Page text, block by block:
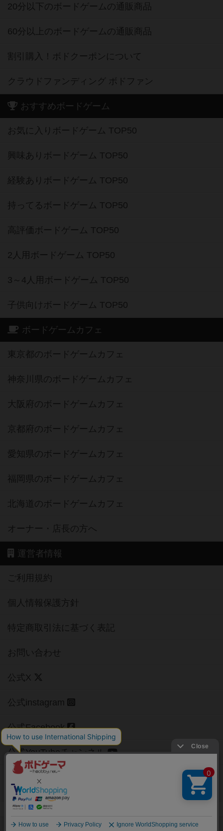
20分以下のボードゲームの通販商品
60分以上のボードゲームの通販商品
割引購入！ボドクーポンについて
クラウドファンディング ボドファン
おすすめボードゲーム
お気に入りボードゲーム TOP50
興味ありボードゲーム TOP50
経験ありボードゲーム TOP50
持ってるボードゲーム TOP50
高評価ボードゲーム TOP50
2人用ボードゲーム TOP50
3～4人用ボードゲーム TOP50
子供向けボードゲーム TOP50
ボードゲームカフェ
東京都のボードゲームカフェ
神奈川県のボードゲームカフェ
大阪府のボードゲームカフェ
京都府のボードゲームカフェ
愛知県のボードゲームカフェ
福岡県のボードゲームカフェ
北海道のボードゲームカフェ
オーナー・店長の方へ
運営者情報
ご利用規約
個人情報保護方針
特定商取引法に基づく表記
お問い合わせ
公式X
公式instagram
公式Facebook
公式YouTubeチャンネル